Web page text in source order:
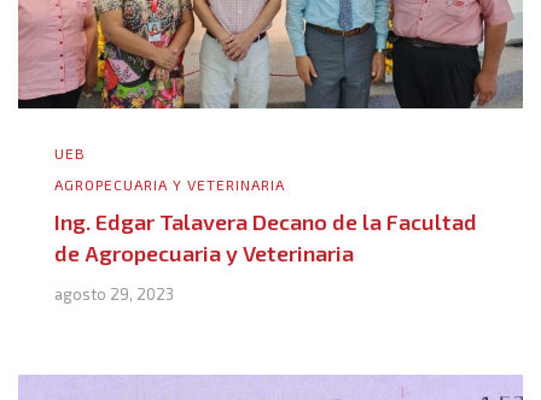
UEB
AGROPECUARIA Y VETERINARIA
Ing. Edgar Talavera Decano de la Facultad
de Agropecuaria y Veterinaria
agosto 29, 2023